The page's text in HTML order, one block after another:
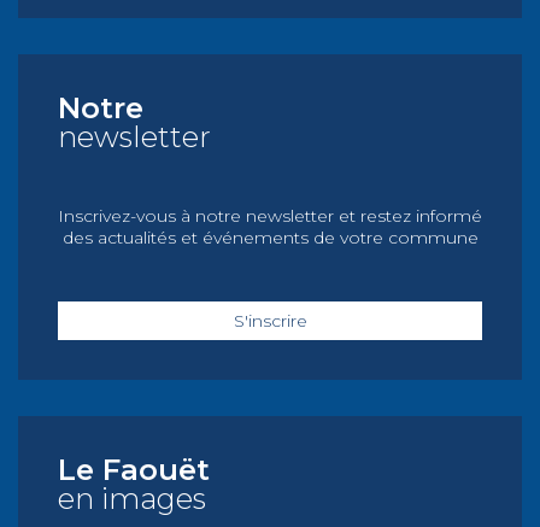
Notre
newsletter
Inscrivez-vous à notre newsletter et restez informé
des actualités et événements de votre commune
S'inscrire
Le Faouët
en images